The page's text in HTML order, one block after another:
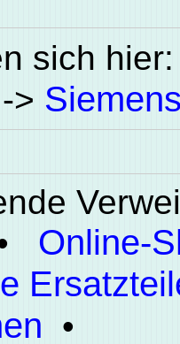
sich
->
Online-
•